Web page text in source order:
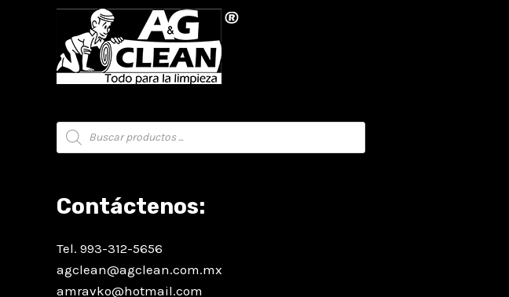
Búsqueda
de
productos
Contáctenos:
Tel. 993-312-5656
agclean@agclean.com.mx
amravko@hotmail.com